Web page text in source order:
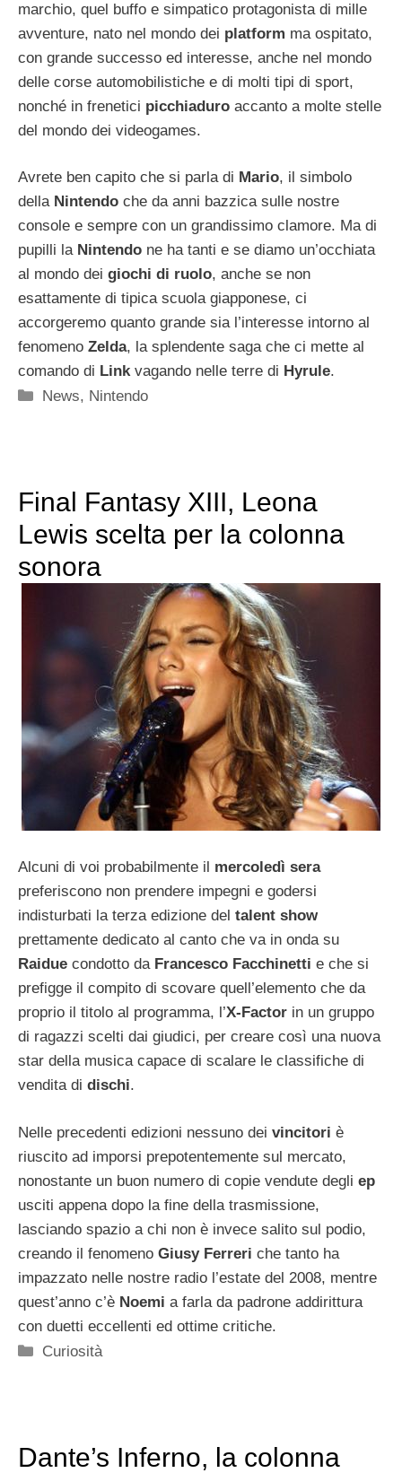
marchio, quel buffo e simpatico protagonista di mille
avventure, nato nel mondo dei platform ma ospitato,
con grande successo ed interesse, anche nel mondo
delle corse automobilistiche e di molti tipi di sport,
nonché in frenetici picchiaduro accanto a molte stelle
del mondo dei videogames.
Avrete ben capito che si parla di Mario, il simbolo
della Nintendo che da anni bazzica sulle nostre
console e sempre con un grandissimo clamore. Ma di
pupilli la Nintendo ne ha tanti e se diamo un’occhiata
al mondo dei giochi di ruolo, anche se non
esattamente di tipica scuola giapponese, ci
accorgeremo quanto grande sia l’interesse intorno al
fenomeno Zelda, la splendente saga che ci mette al
comando di Linkvagando nelle terre di Hyrule.
Categorie
News, Nintendo
Final Fantasy XIII, Leona
Lewis scelta per la colonna
sonora
Alcuni di voi probabilmente il mercoledì sera
preferiscono non prendere impegni e godersi
indisturbati la terza edizione del talent show
prettamente dedicato al canto che va in onda su
Raidue condotto da Francesco Facchinetti e che si
prefigge il compito di scovare quell’elemento che da
proprio il titolo al programma, l’X-Factor in un gruppo
di ragazzi scelti dai giudici, per creare così una nuova
star della musica capace di scalare le classifiche di
vendita di dischi.
Nelle precedenti edizioni nessuno dei vincitori è
riuscito ad imporsi prepotentemente sul mercato,
nonostante un buon numero di copie vendute degli ep
usciti appena dopo la fine della trasmissione,
lasciando spazio a chi non è invece salito sul podio,
creando il fenomeno Giusy Ferreri che tanto ha
impazzato nelle nostre radio l’estate del 2008, mentre
quest’anno c’è Noemi a farla da padrone addirittura
con duetti eccellenti ed ottime critiche.
Categorie
Curiosità
Dante’s Inferno, la colonna